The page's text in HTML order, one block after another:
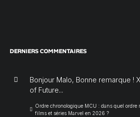
DERNIERS COMMENTAIRES
Bonjour Malo, Bonne remarque !
of Future...
Ordre chronologique MCU : dans quel ordre
films et séries Marvel en 2026 ?